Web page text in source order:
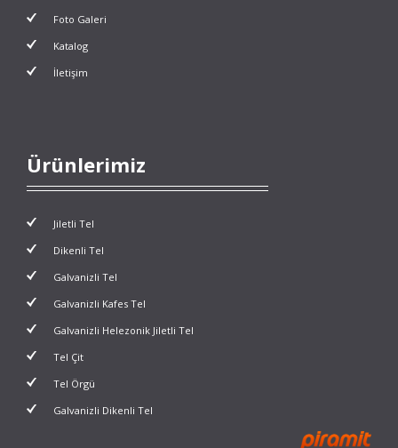
Foto Galeri
Katalog
İletişim
Ürünlerimiz
Jiletli Tel
Dikenli Tel
Galvanizli Tel
Galvanizli Kafes Tel
Galvanizli Helezonik Jiletli Tel
Tel Çit
Tel Örgü
Galvanizli Dikenli Tel